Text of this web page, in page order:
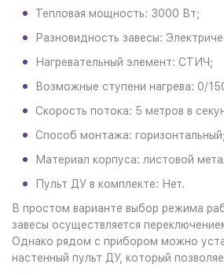
Тепловая мощность: 3000 Вт;
Разновидность завесы:
Нагревательный элемент: СТИЧ;
Возможные ступени нагрева: 0/
Скорость потока: 5 метров в
Способ монтажа: горизонтальный;
Материал корпуса: листовой
Пульт ДУ в комплекте: Нет.
В простом варианте выбор режима
завесы осуществляется
Однако рядом с прибором можно
настенный пульт ДУ, который